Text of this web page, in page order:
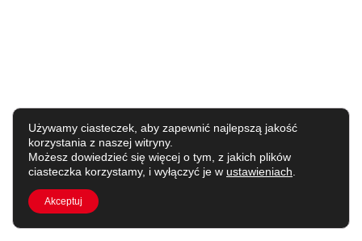
Używamy ciasteczek, aby zapewnić najlepszą jakość
korzystania z naszej witryny.
Możesz dowiedzieć się więcej o tym, z jakich plików
ciasteczka korzystamy, i wyłączyć je w ustawieniach
Akceptuj